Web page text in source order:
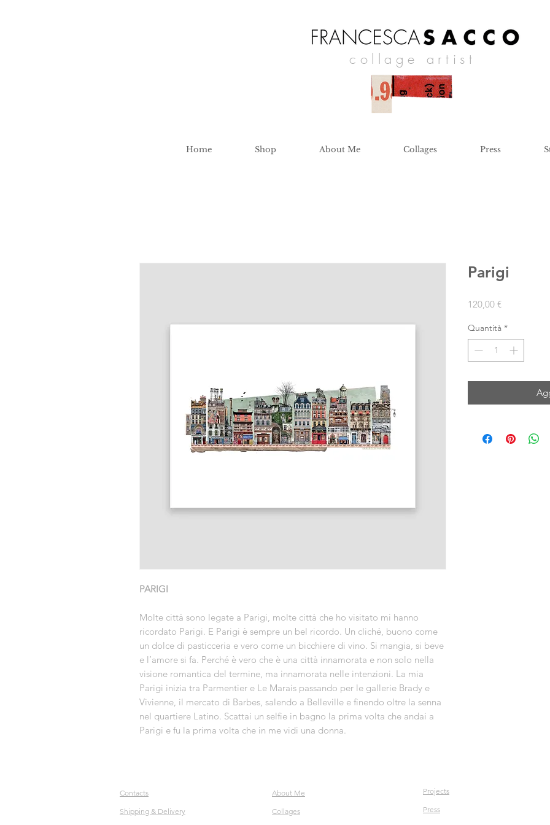
collage artist
Home Shop About Me Collages Press
PARIGI
Molte città sono legate a Parigi, molte città che ho visitato mi hanno
ricordato Parigi. E Parigi è sempre un bel ricordo. Un cliché, buono come
un dolce di pasticceria e vero come un bicchiere di vino. Si mangia, si beve
e l’amore si fa. Perché è vero che è una città innamorata e non solo nella
visione romantica del termine, ma innamorata nelle intenzioni. La mia
Parigi inizia tra Parmentier e Le Marais passando per le gallerie Brady e
Vivienne, il mercato di Barbes, salendo a Belleville e finendo oltre la senna
nel quartiere Latino. Scattai un selfie in bagno la prima volta che andai a
Parigi e fu la prima volta che in me vidi una donna.
Parigi
120,00 €Prezzo
Quantità *
Contacts
Shipping & Delivery
About Me
Collages
Projects
Press